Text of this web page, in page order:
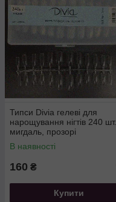
Типси Divia гелеві для
нарощування нігтів 240 шт.,
мигдаль, прозорі
В наявності
160 ₴
Купити